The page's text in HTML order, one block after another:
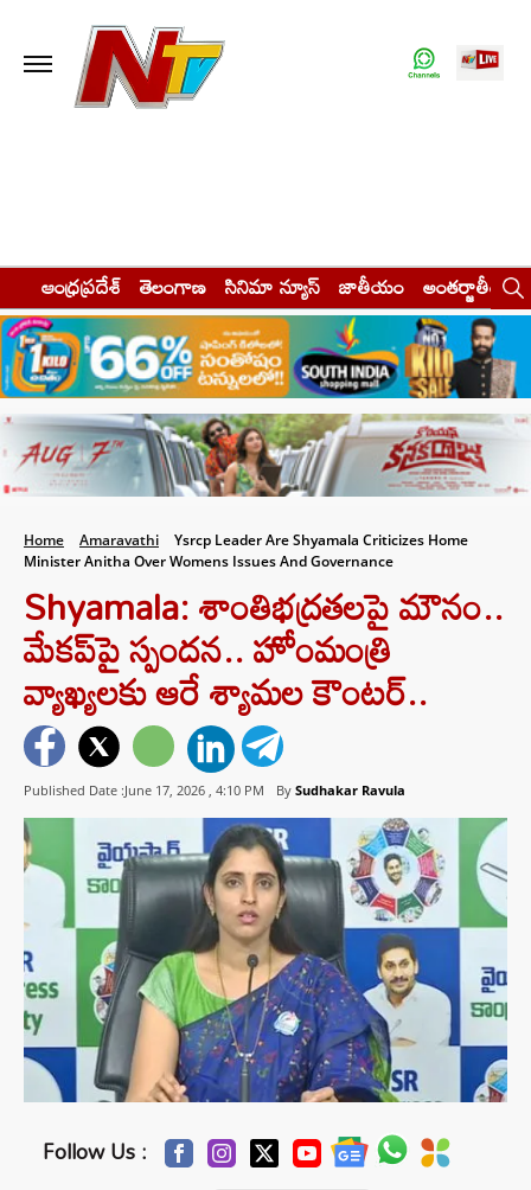
ఆంధ్రప్రదేశ్ తెలంగాణ సినిమా న్యూస్ జాతీయం అంతర్జాతీయం
Home Amaravathi
Ysrcp Leader Are Shyamala Criticizes Home
Minister Anitha Over Womens Issues And Governance
Shyamala: శాంతిభద్రతలపై మౌనం..
మేకప్‌పై స్పందన.. హోంమంత్రి
వ్యాఖ్యలకు ఆరే శ్యామల కౌంటర్..
Published Date :June 17, 2026 , 4:10 PM By Sudhakar Ravula
Follow Us :